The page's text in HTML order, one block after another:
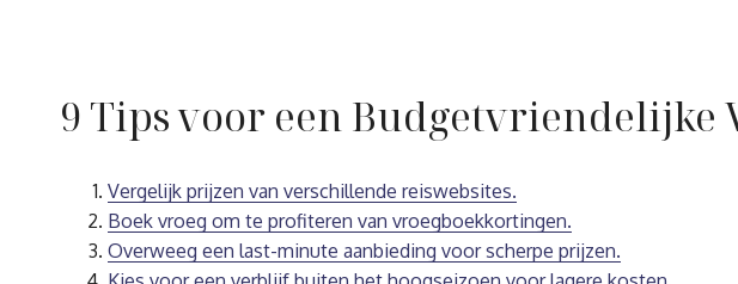
9 Tips voor een Budgetvriendelijke
Vergelijk prijzen van verschillende reiswebsites.
Boek vroeg om te profiteren van vroegboekkortingen.
Overweeg een last-minute aanbieding voor scherpe prijzen.